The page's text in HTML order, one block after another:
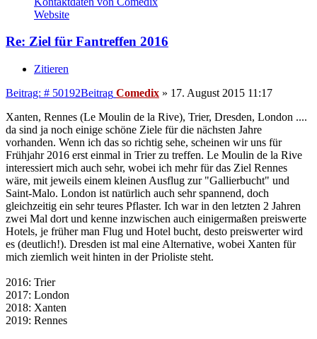
Website
Re: Ziel für Fantreffen 2016
Zitieren
Beitrag: # 50192Beitrag Comedix » 17. August 2015 11:17
Xanten, Rennes (Le Moulin de la Rive), Trier, Dresden, London ....
da sind ja noch einige schöne Ziele für die nächsten Jahre
vorhanden. Wenn ich das so richtig sehe, scheinen wir uns für
Frühjahr 2016 erst einmal in Trier zu treffen. Le Moulin de la Rive
interessiert mich auch sehr, wobei ich mehr für das Ziel Rennes
wäre, mit jeweils einem kleinen Ausflug zur "Gallierbucht" und
Saint-Malo. London ist natürlich auch sehr spannend, doch
gleichzeitig ein sehr teures Pflaster. Ich war in den letzten 2 Jahren
zwei Mal dort und kenne inzwischen auch einigermaßen preiswerte
Hotels, je früher man Flug und Hotel bucht, desto preiswerter wird
es (deutlich!). Dresden ist mal eine Alternative, wobei Xanten für
mich ziemlich weit hinten in der Prioliste steht.
2016: Trier
2017: London
2018: Xanten
2019: Rennes